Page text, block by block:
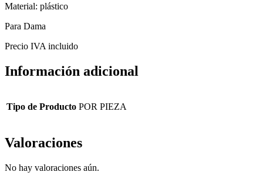
Material: plástico
Para Dama
Precio IVA incluido
Información adicional
Tipo de Producto POR PIEZA
Valoraciones
No hay valoraciones aún.